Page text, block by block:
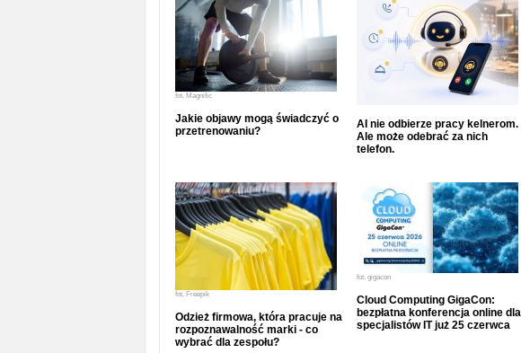
fot. Magnific
Jakie objawy mogą świadczyć o
przetrenowaniu?
AI nie odbierze pracy kelnerom.
Ale może odebrać za nich
telefon.
fot. Freepik
Odzież firmowa, która pracuje na
rozpoznawalność marki - co
wybrać dla zespołu?
fot. gigacon
Cloud Computing GigaCon:
bezpłatna konferencja online dla
specjalistów IT już 25 czerwca